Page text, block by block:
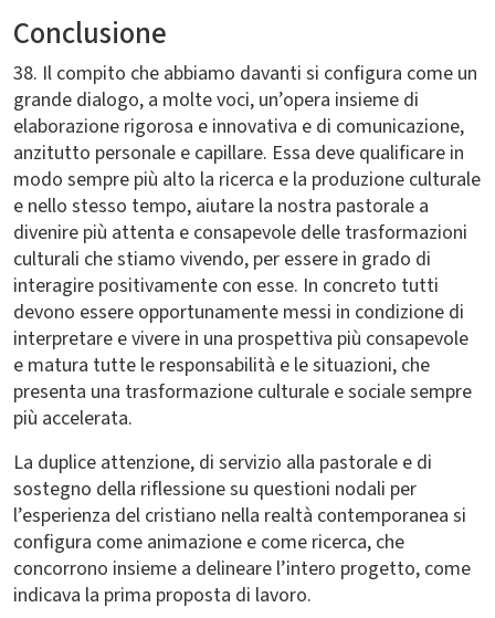
Conclusione
38. Il compito che abbiamo davanti si configura come un
grande dialogo, a molte voci, un’opera insieme di
elaborazione rigorosa e innovativa e di comunicazione,
anzitutto personale e capillare. Essa deve qualificare in
modo sempre più alto la ricerca e la produzione culturale
e nello stesso tempo, aiutare la nostra pastorale a
divenire più attenta e consapevole delle trasformazioni
culturali che stiamo vivendo, per essere in grado di
interagire positivamente con esse. In concreto tutti
devono essere opportunamente messi in condizione di
interpretare e vivere in una prospettiva più consapevole
e matura tutte le responsabilità e le situazioni, che
presenta una trasformazione culturale e sociale sempre
più accelerata.
La duplice attenzione, di servizio alla pastorale e di
sostegno della riflessione su questioni nodali per
l’esperienza del cristiano nella realtà contemporanea si
configura come animazione e come ricerca, che
concorrono insieme a delineare l’intero progetto, come
indicava la prima proposta di lavoro.